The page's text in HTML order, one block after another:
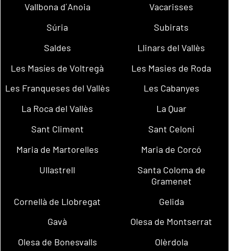
Vallbona d´Anoia
Vacarisses
Súria
Subirats
Saldes
Llinars del Vallès
Les Masíes de Voltregà
Les Masies de Roda
Les Franqueses del Vallès
Les Cabanyes
La Roca del Vallès
La Quar
Sant Climent
Sant Celoni
Maria de Martorelles
Maria de Corcó
Ullastrell
Santa Coloma de
Gramenet
Cornellà de Llobregat
Gelida
Gavà
Olesa de Montserrat
Olesa de Bonesvalls
Olèrdola